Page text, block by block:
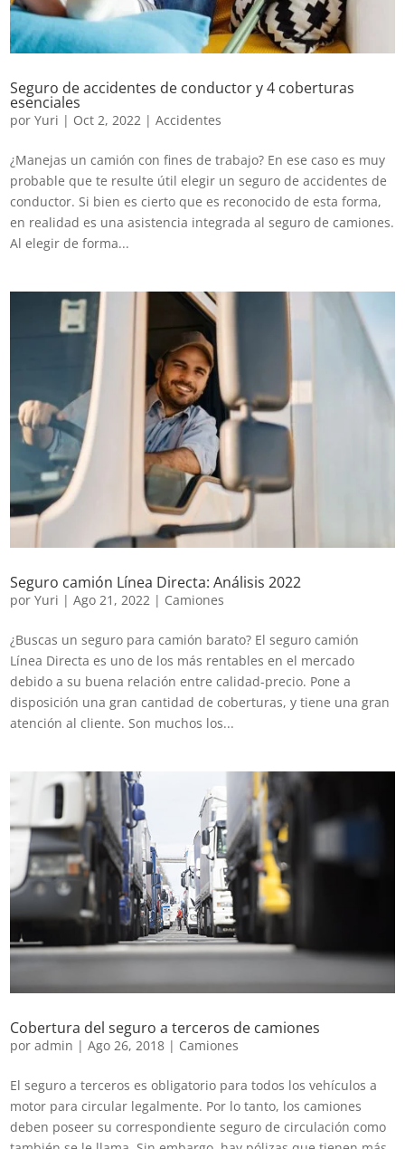
Seguro de accidentes de conductor y 4 coberturas
esenciales
porYuri | Oct 2, 2022 |Accidentes
¿Manejas un camión con fines de trabajo? En ese caso es muy
probable que te resulte útil elegir un seguro de accidentes de
conductor. Si bien es cierto que es reconocido de esta forma,
en realidad es una asistencia integrada al seguro de camiones.
Al elegir de forma...
Seguro camión Línea Directa: Análisis 2022
porYuri |Ago 21, 2022 | Camiones
¿Buscas un seguro para camión barato? El seguro camión
Línea Directa es uno de los más rentables en el mercado
debido a su buena relación entre calidad-precio. Pone a
disposición una gran cantidad de coberturas, y tiene una gran
atención al cliente. Son muchos los...
Cobertura del seguro a terceros de camiones
poradmin |Ago 26, 2018 | Camiones
El seguro a terceros es obligatorio para todos los vehículos a
motor para circular legalmente. Por lo tanto, los camiones
deben poseer su correspondiente seguro de circulación como